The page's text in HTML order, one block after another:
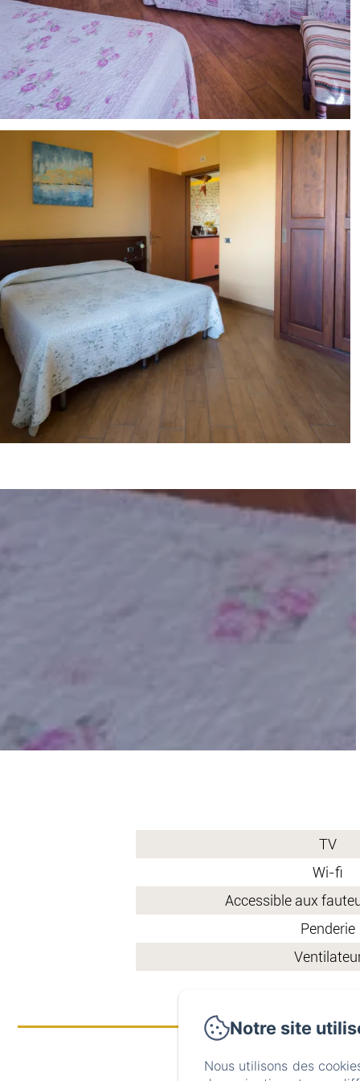
TV
Wi-fi
Accessible aux
Penderie
Notre site
Nous utilisons des